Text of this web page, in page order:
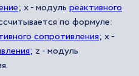
; х - модуль реактивного
по формуле:
сопротивления; х -
; z - модуль